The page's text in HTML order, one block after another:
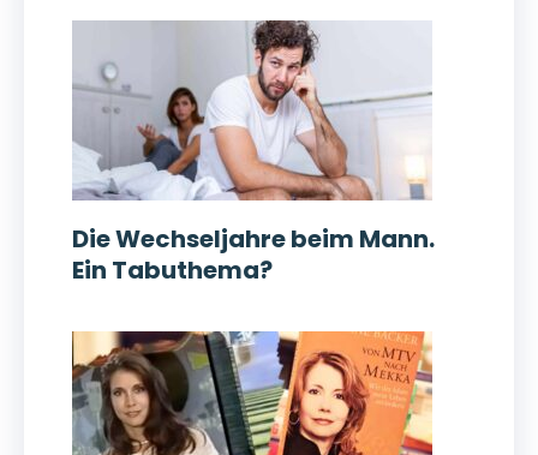
Die Wechseljahre beim Mann.
Ein Tabuthema?